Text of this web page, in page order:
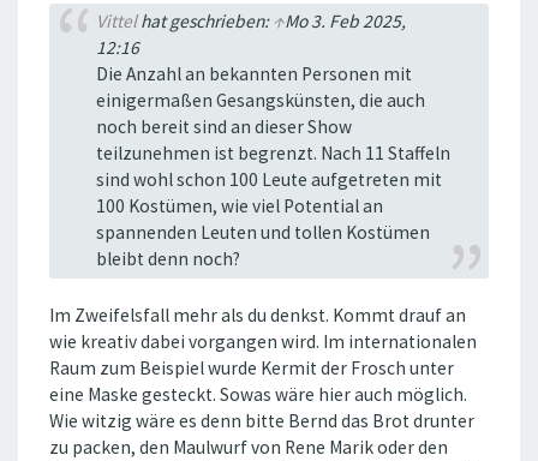
Vittelhat geschrieben: ↑Mo 3. Feb 2025,
12:16
Die Anzahl an bekannten Personen mit
einigermaßen Gesangskünsten, die auch
noch bereit sind an dieser Show
teilzunehmen ist begrenzt. Nach 11 Staffeln
sind wohl schon 100 Leute aufgetreten mit
100 Kostümen, wie viel Potential an
spannenden Leuten und tollen Kostümen
bleibt denn noch?
Im Zweifelsfall mehr als du denkst. Kommt drauf an
wie kreativ dabei vorgangen wird. Im internationalen
Raum zum Beispiel wurde Kermit der Frosch unter
eine Maske gesteckt. Sowas wäre hier auch möglich.
Wie witzig wäre es denn bitte Bernd das Brot drunter
zu packen, den Maulwurf von Rene Marik oder den